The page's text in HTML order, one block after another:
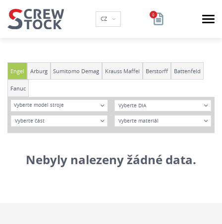
CZ
Engel Arburg Sumitomo Demag Krauss Maffei Berstorff Battenfeld
Fanuc
Model
Vyberte model stroje
Průměr
Rok
Materiál
Nebyly nalezeny žádné data.